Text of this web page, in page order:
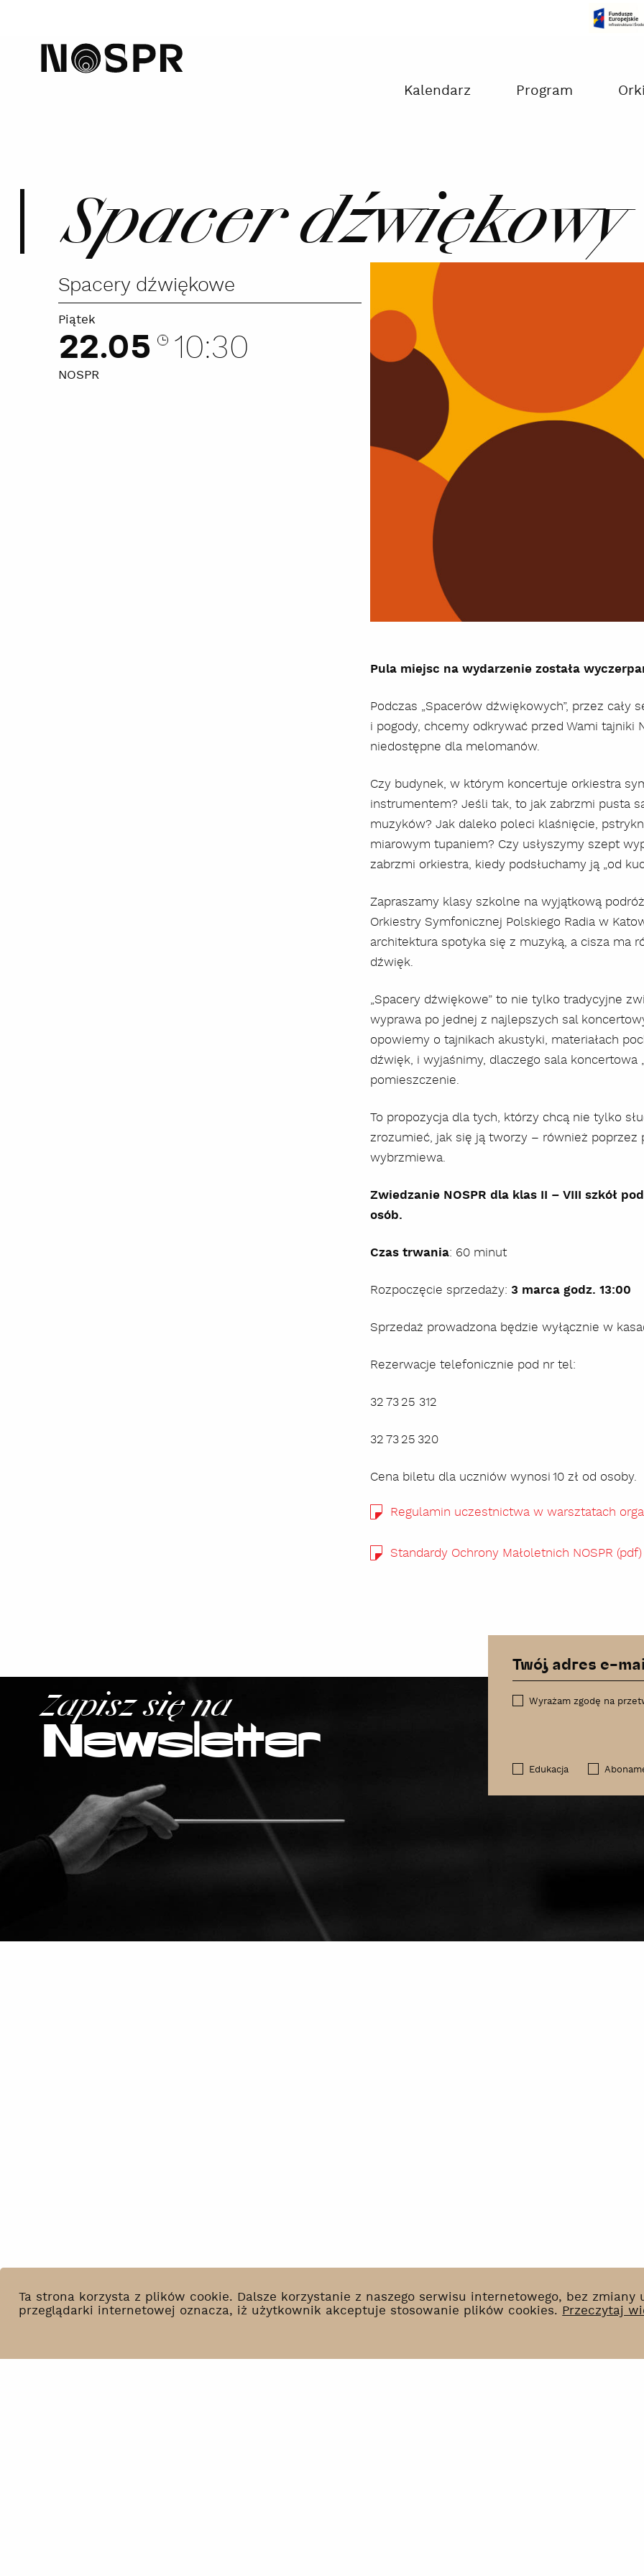
Ta strona korzysta z plików cookie. Dalsze korzystanie z naszego serwisu internetowego, bez zmiany
przeglądarki internetowej oznacza, iż użytkownik akceptuje stosowanie plików cookies. Przeczytaj
home
Kalendarz Program
Spacer dźwiękowy
Spacery dźwiękowe
Piątek
22.05 10:30
NOSPR
Pula miejsc na wydarzenie została
Podczas „Spacerów dźwiękowych”, przez cały
i pogody, chcemy odkrywać przed Wami tajniki
niedostępne dla melomanów.
Czy budynek, w którym koncertuje orkiestra
instrumentem? Jeśli tak, to jak zabrzmi pusta
muzyków? Jak daleko poleci klaśnięcie,
miarowym tupaniem? Czy usłyszymy szept
zabrzmi orkiestra, kiedy podsłuchamy ją „od
Zapraszamy klasy szkolne na wyjątkową
Orkiestry Symfonicznej Polskiego Radia w
architektura spotyka się z muzyką, a cisza ma
dźwięk.
„Spacery dźwiękowe” to nie tylko tradycyjne
wyprawa po jednej z najlepszych sal
opowiemy o tajnikach akustyki, materiałach
dźwięk, i wyjaśnimy, dlaczego sala koncertowa
pomieszczenie.
To propozycja dla tych, którzy chcą nie tylko
zrozumieć, jak się ją tworzy – również poprzez
wybrzmiewa.
Zwiedzanie NOSPR dla klas II – VIII szkół
osób.
Czas trwania: 60 minut
Rozpoczęcie sprzedaży:3 marca godz. 13:00
Sprzedaż prowadzona będzie wyłącznie w
Rezerwacje telefonicznie pod nr tel:
32 73 25 312
32 73 25 320
Cena biletu dla uczniów wynosi 10 zł od osoby.
Regulamin uczestnictwa w warsztatach
Standardy Ochrony Małoletnich NOSPR (pdf)
Zapisz się na
Newsletter
Wyrażam zgodę na
Edukacja
Co słychać?
BIP